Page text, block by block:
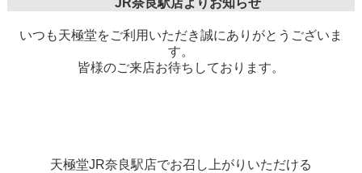
JR奈良駅店よりお知らせ
いつも天極堂をご利用いただき誠にありがとうございま
す。
皆様のご来店お待ちしております。
天極堂JR奈良駅店でお召し上がりいただける